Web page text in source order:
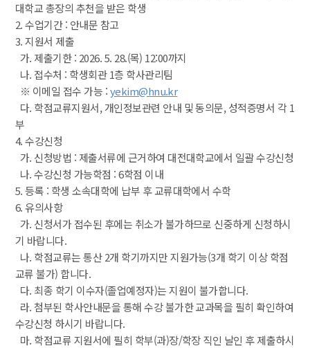
대학교 총장의 추천을 받은 학생
2. 수업기간 : 안내문 참고
3. 지원서 제출
가. 제출기한 : 2026. 5. 28.(목) 12:00까지
나. 접수처 : 학생회관 1층 학사관리팀
※ 이메일 접수 가능 : yekim@hnu.kr
다. 학점교류지원서, 개인정보관련 안내 및 동의문, 성적증명서 각 1
부
4. 수강신청
가. 신청방법 : 제출서류에 근거하여 대전대학교에서 일괄 수강신청
나. 수강신청 가능학점 : 6학점 이내
5. 등록 : 학생 소속대학에 납부 후 교류대학에서 수학
6. 유의사항
가. 신청서가 접수된 후에는 취소가 불가하므로 신중하게 신청하시
기 바랍니다.
나. 학점교류는 통산 2개 학기까지만 지원가능(3개 학기 이상 학점
교류 불가) 합니다.
다. 최종 학기 이수자(졸업예정자)는 지원이 불가합니다.
라. 첨부된 학사안내문을 통해 수강 불가한 교과목을 필히 확인하여
수강신청 하시기 바랍니다.
마. 학점교류 지원서에 필히 학부(과)장/학장 직인 날인 후 제출하시